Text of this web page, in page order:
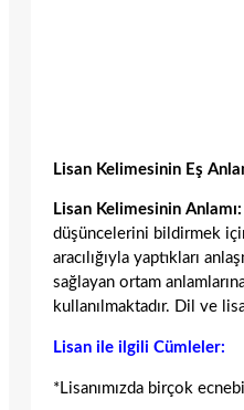
Lisan Kelimesinin Eş
Lisan Kelimesinin Anlamı:
düşüncelerini bildirmek
aracılığıyla yaptıkları
sağlayan ortam
kullanılmaktadır. Dil ve
Lisan ile ilgili Cümleler:
*Lisanımızda birçok